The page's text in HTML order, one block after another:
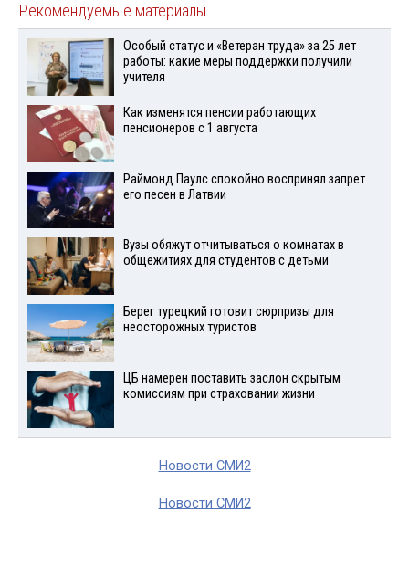
Рекомендуемые материалы
Особый статус и «Ветеран труда» за 25 лет
работы: какие меры поддержки получили
учителя
Как изменятся пенсии работающих
пенсионеров с 1 августа
Раймонд Паулс спокойно воспринял запрет
его песен в Латвии
Вузы обяжут отчитываться о комнатах в
общежитиях для студентов с детьми
Берег турецкий готовит сюрпризы для
неосторожных туристов
ЦБ намерен поставить заслон скрытым
комиссиям при страховании жизни
Новости СМИ2
Новости СМИ2